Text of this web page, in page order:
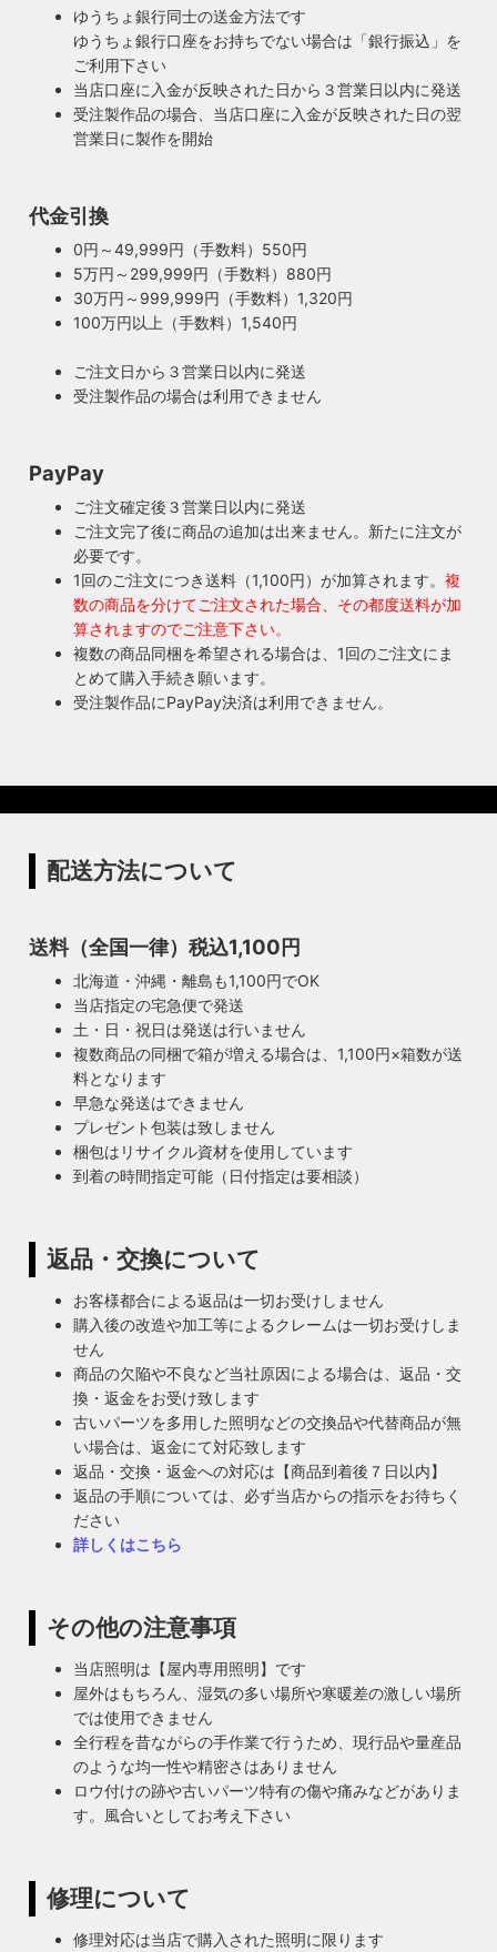
もしもの時も安心・製作担当者が修理を行いま
連絡ください！ハンドメイド照明やアンティーク照明は修理
が心配とよくお声を頂きますが、当店では器具を製作した本
◆もっと詳しく見る
100年近く前のソケットも復活・特殊な絶縁体
ヴィンテージスタイルの照明製作に欠かせない古いソケッ
ト。何十年、時には100年近く前のソケットシェルを使うこ
ともあります。ところが100年近く前のソケットに使われて
いたインシュレーター（絶縁体）はご覧の通り炭化してボロ
ボロに。当店では専門機関に依頼し、特殊カーボンを使いオ
リジナルのインシュレーターを製造しました。これで100年
近く前のソケットも安心してお使い頂けます。
ゆうちょ銀行同士の送金方法です
ゆうちょ銀行口座をお持ちでない場合は「銀行振込」を
ご利用下さい
当店口座に入金が反映された日から３営業日以内に発送
受注製作品の場合、当店口座に入金が反映された日の翌
営業日に製作を開始
代金引換
0円～49,999円（手数料）550円
5万円～299,999円（手数料）880円
30万円～999,999円（手数料）1,320円
100万円以上（手数料）1,540円
ご注文日から３営業日以内に発送
受注製作品の場合は利用できません
PayPay
ご注文確定後３営業日以内に発送
ご注文完了後に商品の追加は出来ません。新たに注文が
必要です。
1回のご注文につき送料（1,100円）が加算されます。 複
数の商品を分けてご注文された場合、その都度送料が加
算されますのでご注意下さい。
複数の商品同梱を希望される場合は、1回のご注文にま
とめて購入手続き願います。
受注製作品にPayPay決済は利用できません。
配送方法について
送料（全国一律）税込1,100円
北海道・沖縄・離島も1,100円でOK
当店指定の宅急便で発送
土・日・祝日は発送は行いません
複数商品の同梱で箱が増える場合は、1,100円×箱数が送
料となります
早急な発送はできません
プレゼント包装は致しません
梱包はリサイクル資材を使用しています
到着の時間指定可能（日付指定は要相談）
返品・交換について
お客様都合による返品は一切お受けしません
購入後の改造や加工等によるクレームは一切お受けしま
せん
商品の欠陥や不良など当社原因による場合は、返品・交
換・返金をお受け致します
古いパーツを多用した照明などの交換品や代替商品が無
い場合は、返金にて対応致します
返品・交換・返金への対応は【商品到着後７日以内】
返品の手順については、必ず当店からの指示をお待ちく
ださい
詳しくはこちら
その他の注意事項
当店照明は【屋内専用照明】です
屋外はもちろん、湿気の多い場所や寒暖差の激しい場所
では使用できません
全行程を昔ながらの手作業で行うため、現行品や量産品
のような均一性や精密さはありません
ロウ付けの跡や古いパーツ特有の傷や痛みなどがありま
す。風合いとしてお考え下さい
修理について
修理対応は当店で購入された照明に限ります